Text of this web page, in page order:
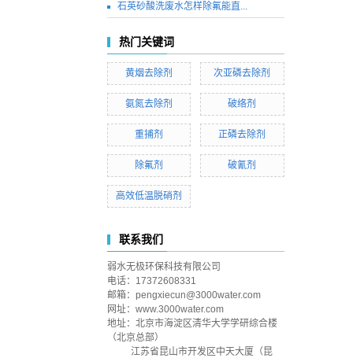
石英砂酸洗废水怎样除氟能直...
热门关键词
黄烟去除剂 次亚磷去除剂
氨氮去除剂 破络剂
重捕剂 正磷去除剂
除氟剂 破氰剂
高效低温脱硝剂
联系我们
弱水无极环保科技有限公司
电话：17372608331
邮箱：pengxiecun@3000water.com
网址：www.3000water.com
地址： 北京市海淀区清华大学学研综合楼
（北京总部）
江苏省昆山市开发区中天大厦（昆